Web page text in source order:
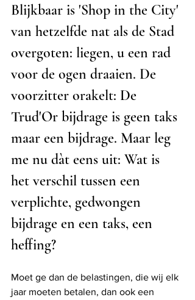
Blijkbaar is 'Shop in the City'
van hetzelfde nat als de Stad
overgoten: liegen, u een rad
voor de ogen draaien. De
voorzitter orakelt: De
Trud'Or bijdrage is geen taks
maar een bijdrage. Maar leg
me nu dàt eens uit: Wat is
het verschil tussen een
verplichte, gedwongen
bijdrage en een taks, een
heffing?
Moet ge dan de belastingen, die wij elk
jaar moeten betalen, dan ook een